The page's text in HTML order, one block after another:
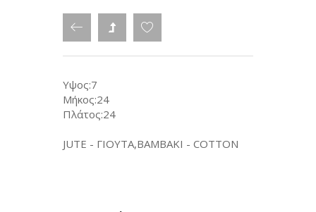
Υψος:7
Μήκος:24
Πλάτος:24
JUTE - ΓΙΟΥΤΑ,ΒΑΜΒΑΚΙ - COTTON